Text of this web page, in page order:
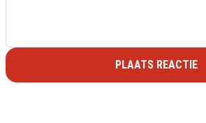
PLAATS REACTIE